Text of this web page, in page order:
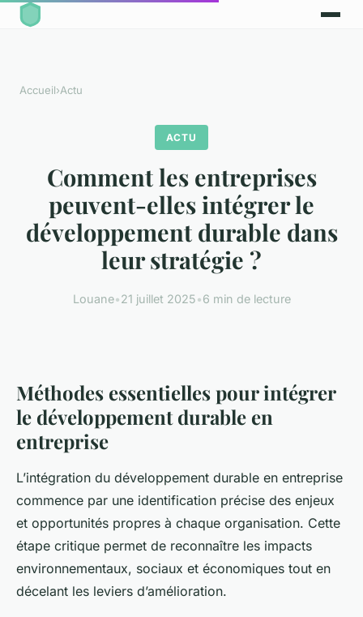
Accueil›Actu
ACTU
Comment les entreprises
peuvent-elles intégrer le
développement durable dans
leur stratégie ?
Louane•21 juillet 2025•6 min de lecture
Méthodes essentielles pour intégrer
le développement durable en
entreprise
L’intégration du développement durable en entreprise
commence par une identification précise des enjeux
et opportunités propres à chaque organisation. Cette
étape critique permet de reconnaître les impacts
environnementaux, sociaux et économiques tout en
décelant les leviers d’amélioration.